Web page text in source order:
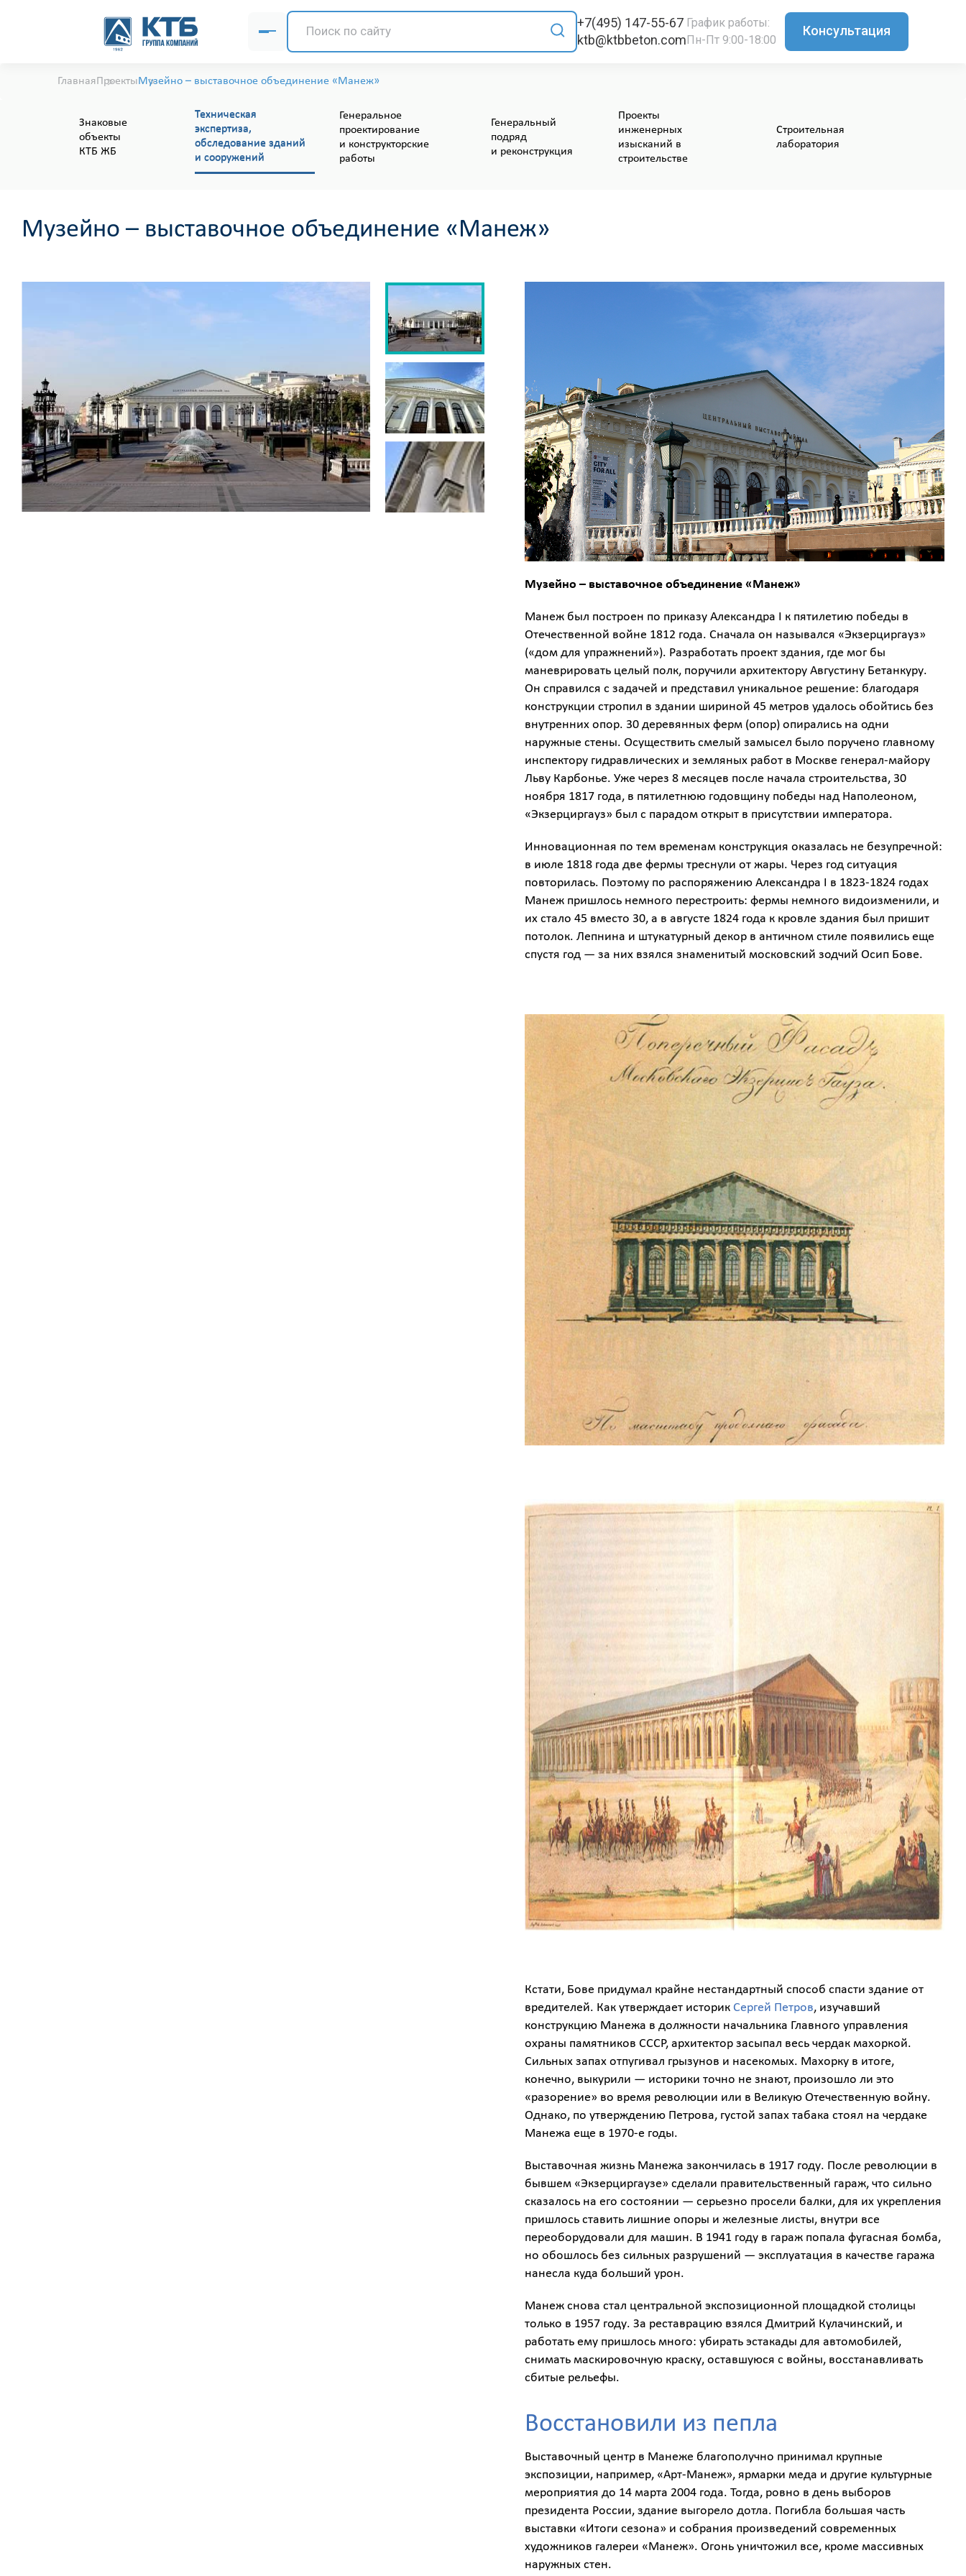
+7(495) 147-55-67
ktb@ktbbeton.com
График работы:
Пн-Пт 9:00-18:00
Консультация
ГлавнаяПроектыМузейно – выставочное объединение «Манеж»
Знаковые
объекты
КТБ ЖБ
Техническая
экспертиза,
обследование зданий
и сооружений
Генеральное
проектирование
и конструкторские
работы
Генеральный
подряд
и реконструкция
Проекты
инженерных
изысканий в
строительстве
Строительная
лаборатория
Музейно – выставочное объединение «Манеж»
Музейно – выставочное объединение «Манеж»
Манеж был построен по приказу Александра I к пятилетию победы в
Отечественной войне 1812 года. Сначала он назывался «Экзерциргауз»
(«дом для упражнений»). Разработать проект здания, где мог бы
маневрировать целый полк, поручили архитектору Августину Бетанкуру.
Он справился с задачей и представил уникальное решение: благодаря
конструкции стропил в здании шириной 45 метров удалось обойтись без
внутренних опор. 30 деревянных ферм (опор) опирались на одни
наружные стены. Осуществить смелый замысел было поручено главному
инспектору гидравлических и земляных работ в Москве генерал-майору
Льву Карбонье. Уже через 8 месяцев после начала строительства, 30
ноября 1817 года, в пятилетнюю годовщину победы над Наполеоном,
«Экзерциргауз» был с парадом открыт в присутствии императора.
Инновационная по тем временам конструкция оказалась не безупречной:
в июле 1818 года две фермы треснули от жары. Через год ситуация
повторилась. Поэтому по распоряжению Александра I в 1823-1824 годах
Манеж пришлось немного перестроить: фермы немного видоизменили, и
их стало 45 вместо 30, а в августе 1824 года к кровле здания был пришит
потолок. Лепнина и штукатурный декор в античном стиле появились еще
спустя год — за них взялся знаменитый московский зодчий Осип Бове.
Кстати, Бове придумал крайне нестандартный способ спасти здание от
вредителей. Как утверждает историк Сергей Петров, изучавший
конструкцию Манежа в должности начальника Главного управления
охраны памятников СССР, архитектор засыпал весь чердак махоркой.
Сильных запах отпугивал грызунов и насекомых. Махорку в итоге,
конечно, выкурили — историки точно не знают, произошло ли это
«разорение» во время революции или в Великую Отечественную войну.
Однако, по утверждению Петрова, густой запах табака стоял на чердаке
Манежа еще в 1970-е годы.
Выставочная жизнь Манежа закончилась в 1917 году. После революции в
бывшем «Экзерциргаузе» сделали правительственный гараж, что сильно
сказалось на его состоянии — серьезно просели балки, для их укрепления
пришлось ставить лишние опоры и железные листы, внутри все
переоборудовали для машин. В 1941 году в гараж попала фугасная бомба,
но обошлось без сильных разрушений — эксплуатация в качестве гаража
нанесла куда больший урон.
Манеж снова стал центральной экспозиционной площадкой столицы
только в 1957 году. За реставрацию взялся Дмитрий Кулачинский, и
работать ему пришлось много: убирать эстакады для автомобилей,
снимать маскировочную краску, оставшуюся с войны, восстанавливать
сбитые рельефы.
Восстановили из пепла
Выставочный центр в Манеже благополучно принимал крупные
экспозиции, например, «Арт-Манеж», ярмарки меда и другие культурные
мероприятия до 14 марта 2004 года. Тогда, ровно в день выборов
президента России, здание выгорело дотла. Погибла большая часть
выставки «Итоги сезона» и собрания произведений современных
художников галереи «Манеж». Огонь уничтожил все, кроме массивных
наружных стен.
Калькулятор расчёта стоимости работ